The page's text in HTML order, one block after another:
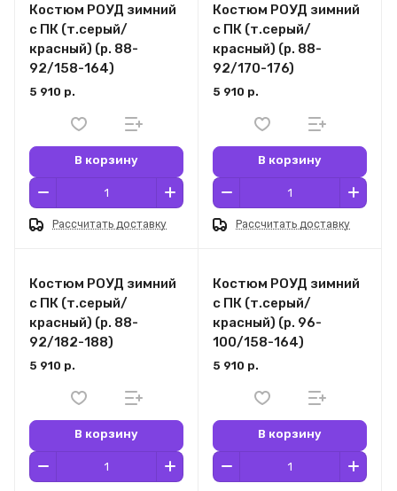
Костюм РОУД зимний
с ПК (т.серый/
красный) (р. 88-
92/158-164)
5 910 р.
В корзину
Рассчитать доставку
Костюм РОУД зимний
с ПК (т.серый/
красный) (р. 88-
92/170-176)
5 910 р.
В корзину
Рассчитать доставку
Костюм РОУД зимний
с ПК (т.серый/
красный) (р. 88-
92/182-188)
5 910 р.
В корзину
Костюм РОУД зимний
с ПК (т.серый/
красный) (р. 96-
100/158-164)
5 910 р.
В корзину